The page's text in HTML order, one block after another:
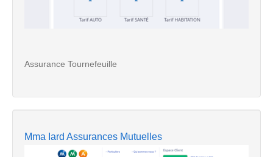
Assurance Tournefeuille
Mma Iard Assurances Mutuelles